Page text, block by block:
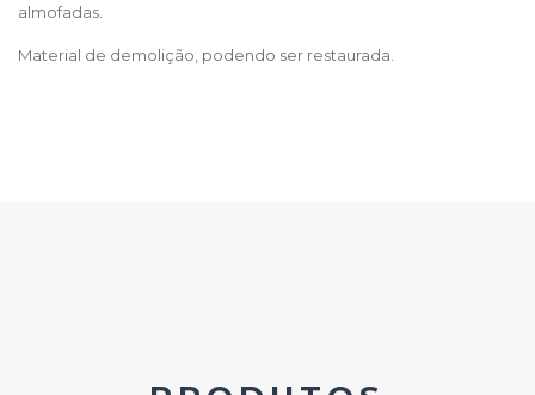
almofadas.
Material de demolição, podendo ser restaurada.